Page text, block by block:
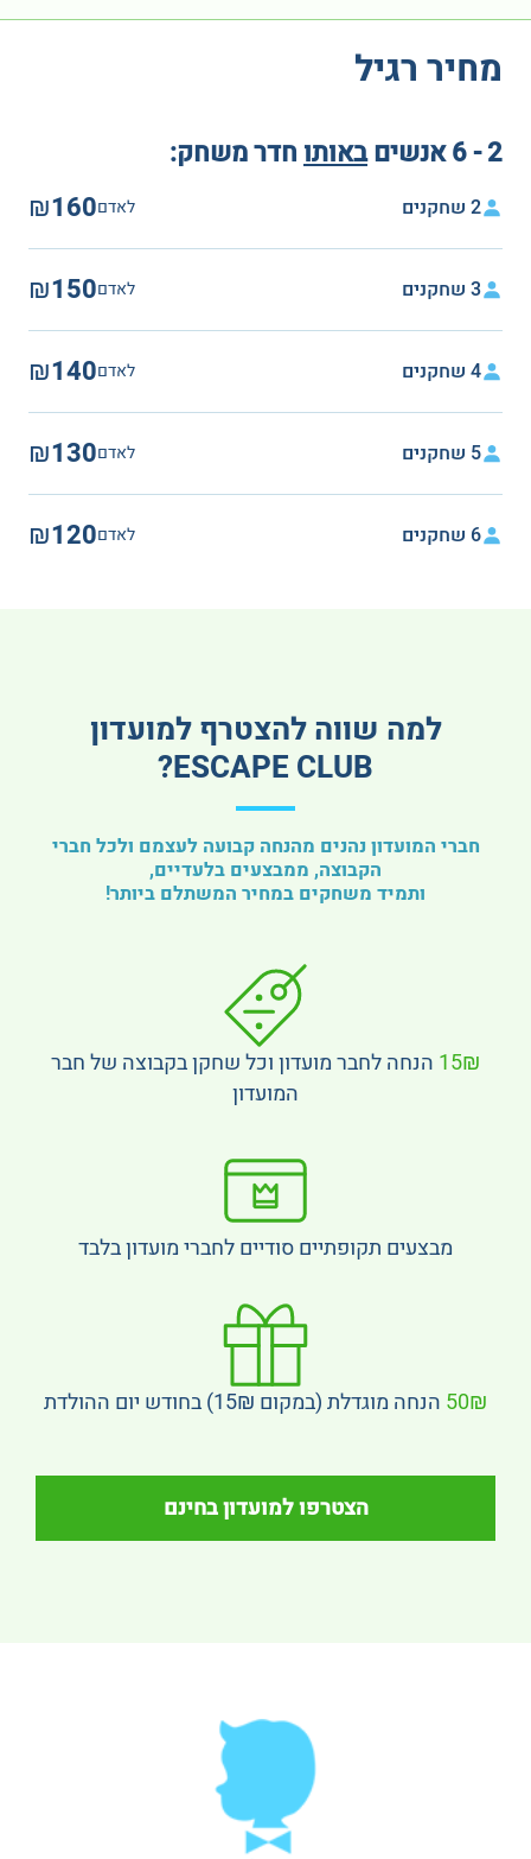
מחיר רגיל
2 - 6 אנשים באותו חדר משחק:
2 שחקנים לאדם₪160
3 שחקנים לאדם₪150
4 שחקנים לאדם₪140
5 שחקנים לאדם₪130
6 שחקנים לאדם₪120
למה שווה להצטרף למועדון
ESCAPE CLUB?
חברי המועדון נהנים מהנחה קבועה לעצמם ולכל חברי
הקבוצה, ממבצעים בלעדיים,
ותמיד משחקים במחיר המשתלם ביותר!
15₪ הנחה לחבר מועדון וכל שחקן בקבוצה של חבר
המועדון
מבצעים תקופתיים סודיים לחברי מועדון בלבד
50₪ הנחה מוגדלת (במקום 15₪) בחודש יום ההולדת
הצטרפו למועדון בחינם